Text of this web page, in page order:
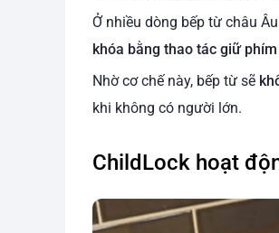
Ở nhiều dòng bếp từ châu
khóa bằng thao tác giữ
Nhờ cơ chế này, bếp từ sẽ
khi không có người lớn.
ChildLock hoạt